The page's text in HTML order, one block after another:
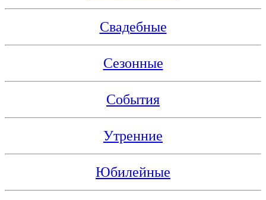
Свадебные
Сезонные
События
Утренние
Юбилейные